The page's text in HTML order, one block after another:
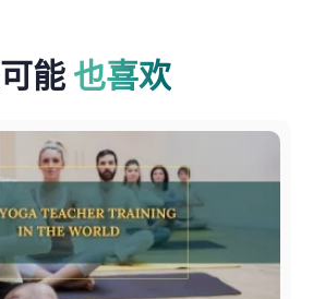
能 也喜欢